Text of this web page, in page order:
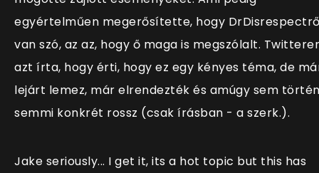
egyértelműen megerősítette, hogy
van szó, az az, hogy ő maga is megszólalt.
azt írta, hogy érti, hogy ez egy kényes téma, de
lejárt lemez, már elrendezték és amúgy sem
semmi konkrét rossz (csak írásban - a szerk.).
Jake seriously... I get it, its a hot topic but this has